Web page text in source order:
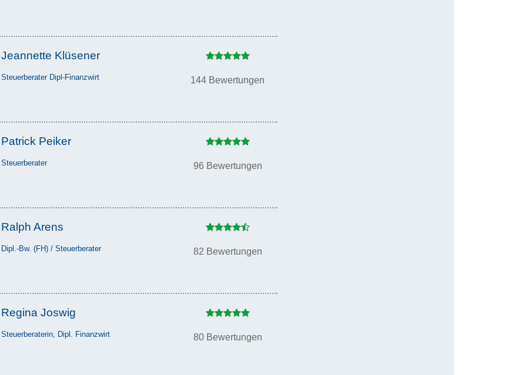
Jeannette Klüsener
Steuerberater Dipl-Finanzwirt 144 Bewertungen
Patrick Peiker
Steuerberater 96 Bewertungen
Ralph Arens
Dipl.-Bw. (FH) / Steuerberater 82 Bewertungen
Regina Joswig
Steuerberaterin, Dipl. Finanzwirt 80 Bewertungen